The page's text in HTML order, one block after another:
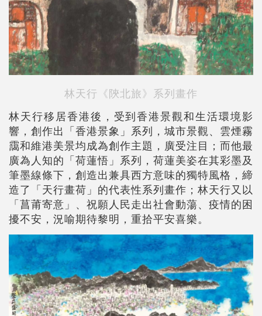
林天行《陝北旅》系列畫作
林天行移居香港後，受到香港景觀和生活環境影
響，創作出「香港景象」系列，城市景觀、雲煙霧
靄和維港美景均成為創作主題，廣受注目；而他最
廣為人知的「荷蓮悟」系列，荷蓮美姿在其彩墨及
筆墨線條下，創造出兼具西方意味的獨特風格，締
造了「天行畫荷」的代表性系列畫作；林天行又以
「菖莆寄意」、祝願人民走出社會動蕩、疫情的困
擾不安，況喻期待黎明，重拾平安喜樂。